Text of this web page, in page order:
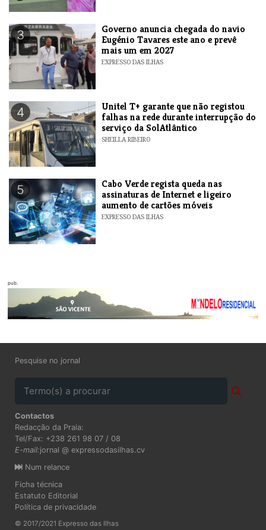
3
Governo anuncia chegada do navio
Eugénio Tavares este ano e prevê
mais um em 2027
EXPRESSO DAS ILHAS
4
Unitel T+ garante que não registou
falhas na rede durante interrupção do
serviço da SolAtlântico
SHEILLA RIBEIRO
5
Cabo Verde regista queda nas
assinaturas de Internet e ligeiro
aumento de cartões móveis
EXPRESSO DAS ILHAS
pub.
Pesquise no jornal
Contactos
Redacção da Praia:
Tel/Fax: +238 261 98 07 / 08
E-mail:jornal @ expressodasilhas.cv
Num relance
Ficha técnica
Estatuto Editorial
Política de privacidade
© 2017/2021 Expresso das Ilhas